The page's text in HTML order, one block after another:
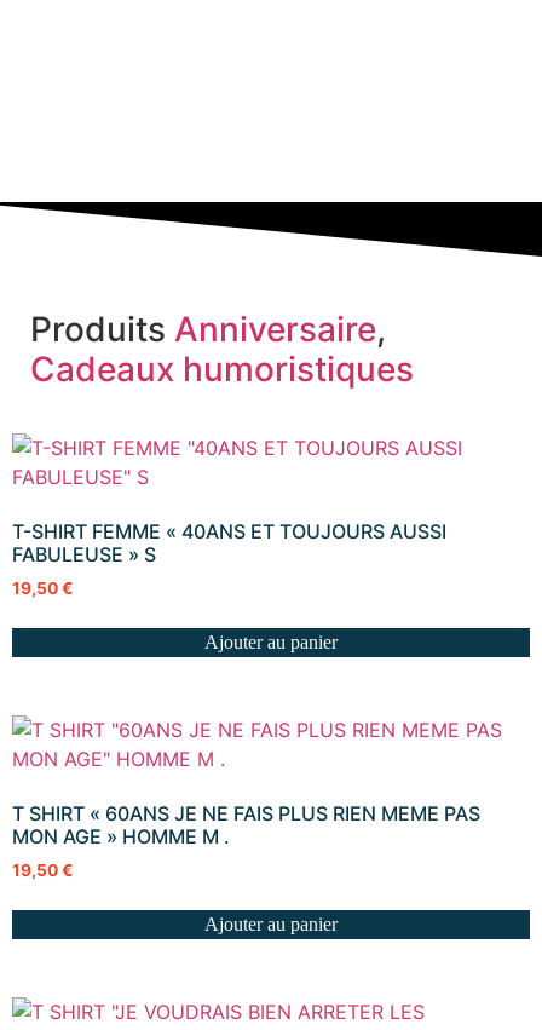
Produits Anniversaire,
Cadeaux humoristiques
T-SHIRT FEMME « 40ANS ET TOUJOURS AUSSI
FABULEUSE » S
19,50€
Ajouter au panier
T SHIRT « 60ANS JE NE FAIS PLUS RIEN MEME PAS
MON AGE » HOMME M .
19,50€
Ajouter au panier